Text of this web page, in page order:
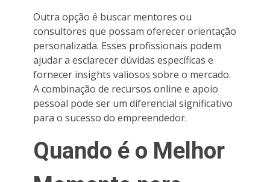
Outra opção é buscar mentores ou
consultores que possam oferecer orientação
personalizada. Esses profissionais podem
ajudar a esclarecer dúvidas específicas e
fornecer insights valiosos sobre o mercado.
A combinação de recursos online e apoio
pessoal pode ser um diferencial significativo
para o sucesso do empreendedor.
Quando é o Melhor